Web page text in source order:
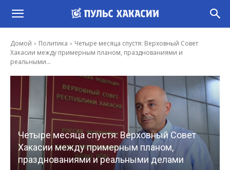
Домой Политика
Четыре месяца спустя: Верховный Совет
Хакасии между примерным планом, празднованиями и
реальными...
Четыре месяца спустя: Верховный Совет
Хакасии между примерным планом,
празднованиями и реальными делами